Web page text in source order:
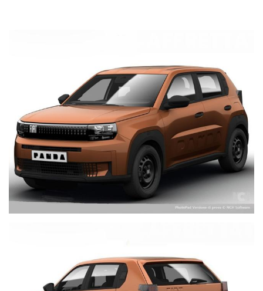
Chiamata di emergenza e-call
Chiave a scomparsa + chiave di scorta normale
Climatizzatore manuale
Copertura vano di carico
ESP (Controllo elettronico della stabilità)
Frenata automatica d'emergenza
Freno a mano elettrico
Hill assist
Kit di riparazione pneumatici
Maniglie nere granulate
Presa USB-C Anteriore
Sensori di parcheggio posteriori
Smartphone station con porta cellulare
Strumentazione a colori da 10"Telematic